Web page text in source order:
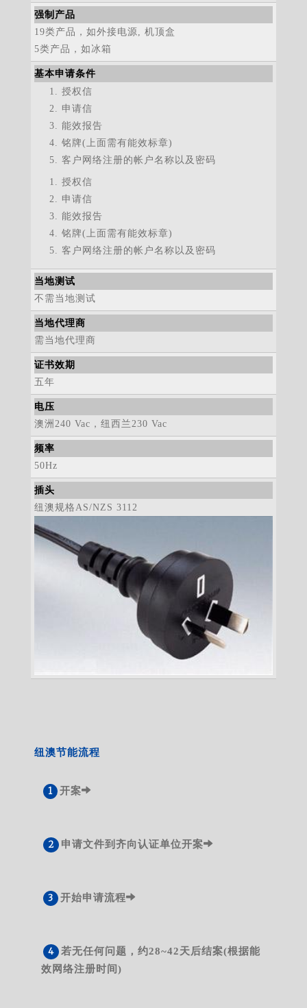
强制产品
19类产品，如外接电源, 机顶盒
5类产品，如冰箱
基本申请条件
授权信
申请信
能效报告
铭牌(上面需有能效标章)
客户网络注册的帐户名称以及密码
授权信
申请信
能效报告
铭牌(上面需有能效标章)
客户网络注册的帐户名称以及密码
当地测试
不需当地测试
当地代理商
需当地代理商
证书效期
五年
电压
澳洲240 Vac，纽西兰230 Vac
频率
50Hz
插头
纽澳规格AS/NZS 3112
纽澳节能流程
开案
申请文件到齐向认证单位开案
开始申请流程
若无任何问题，约28~42天后结案(根据能
效网络注册时间)